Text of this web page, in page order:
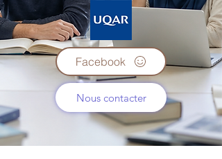
Facebook
Nous contacter